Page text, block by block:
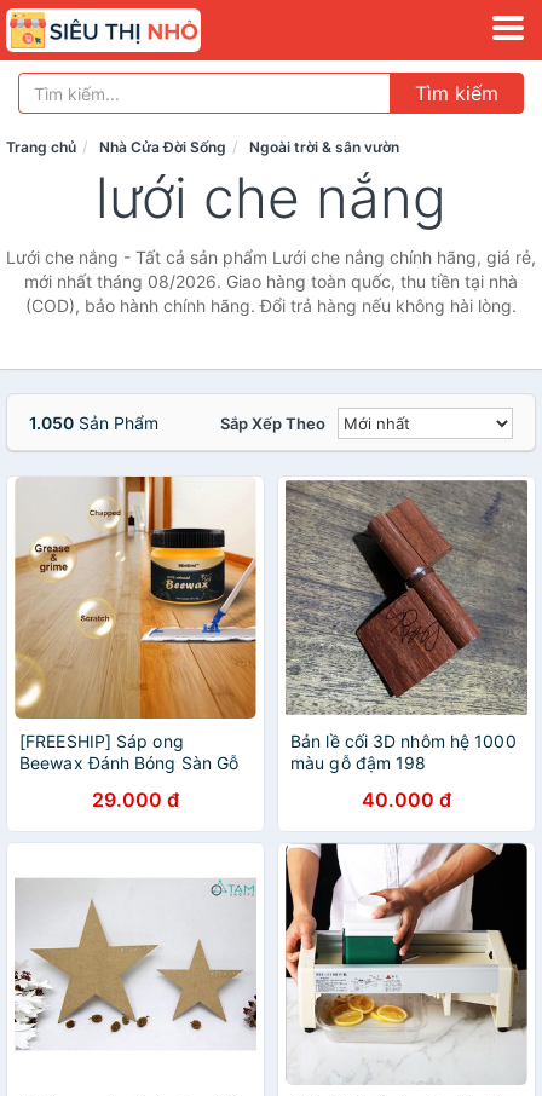
Tìm kiếm
Trang chủ Nhà Cửa Đời Sống Ngoài trời & sân vườn
lưới che nắng
Lưới che nắng - Tất cả sản phẩm Lưới che nắng chính hãng, giá rẻ,
mới nhất tháng 08/2026. Giao hàng toàn quốc, thu tiền tại nhà
(COD), bảo hành chính hãng. Đổi trả hàng nếu không hài lòng.
1.050 Sản Phẩm Sắp Xếp Theo
[FREESHIP] Sáp ong
Beewax Đánh Bóng Sàn Gỗ
29.000 đ
Bản lề cối 3D nhôm hệ 1000
màu gỗ đậm 198
40.000 đ